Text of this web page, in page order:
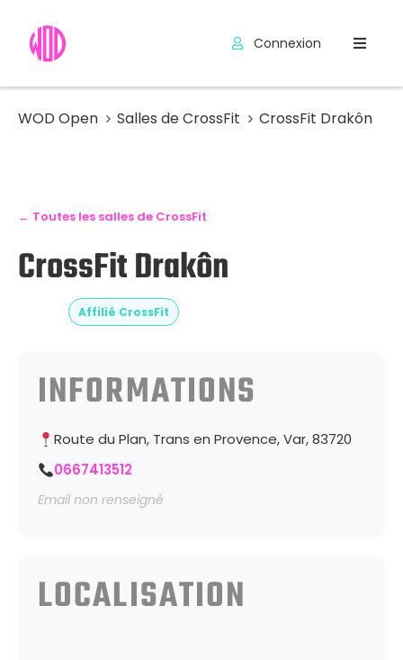
Hyrox
Outils
Connexion
WOD Open Salles de CrossFit CrossFit Drakôn
← Toutes les salles de CrossFit
CrossFit Drakôn
Affilié CrossFit
INFORMATIONS
Route du Plan, Trans en Provence, Var, 83720
0667413512
Email non renseigné
LOCALISATION